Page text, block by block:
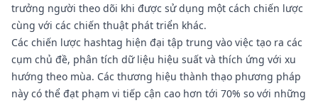
trưởng người theo dõi khi được sử dụng một cách chiến lược
cùng với các chiến thuật phát triển khác.
Các chiến lược hashtag hiện đại tập trung vào việc tạo ra các
cụm chủ đề, phân tích dữ liệu hiệu suất và thích ứng với xu
hướng theo mùa. Các thương hiệu thành thạo phương pháp
này có thể đạt phạm vi tiếp cận cao hơn tới 70% so với những